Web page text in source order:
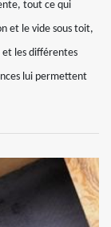
tout ce qui
et le vide sous toit,
et les différentes
lui permettent